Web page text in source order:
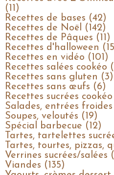
(11)
Recettes de bases (42)
Recettes de Noël (142)
Recettes de Pâques (11)
Recettes d'halloween
Recettes en vidéo (101)
Recettes salées cookéo
Recettes sans gluten (3)
Recettes sans œufs (6)
Recettes sucrées
Salades, entrées froides
Soupes, veloutés (19)
Spécial barbecue (12)
Tartes, tartelettes
Tartes, tourtes, pizzas,
Verrines sucrées/salées
Viandes (135)